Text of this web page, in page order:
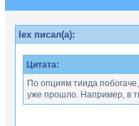
lex писал(а):
Цитата:
По опциям тиида
уже прошло. Например, в